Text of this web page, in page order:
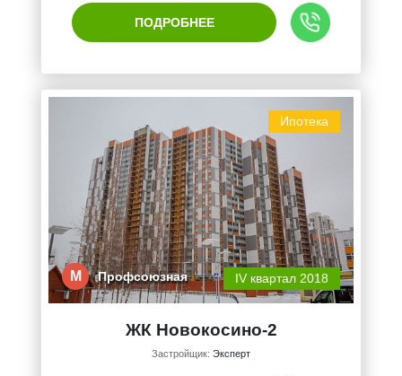
ПОДРОБНЕЕ
Ипотека
М Профсоюзная IV квартал 2018
ЖК Новокосино-2
Застройщик: Эксперт